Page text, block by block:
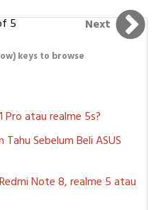
5 Next
keys to browse
Pro atau realme 5s?
Sebelum Beli ASUS
Note 8, realme 5 atau